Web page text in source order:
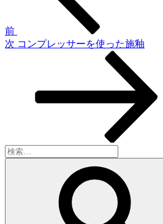
ゲ
ー
前
次
次 コンプレッサーを使った施釉
検
索: